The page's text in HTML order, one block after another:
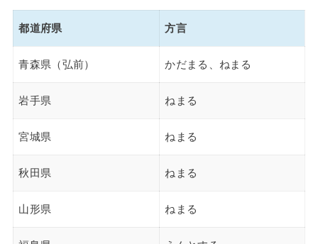
都道府県 方言
青森県（弘前） かだまる、ねまる
岩手県 ねまる
宮城県 ねまる
秋田県 ねまる
山形県 ねまる